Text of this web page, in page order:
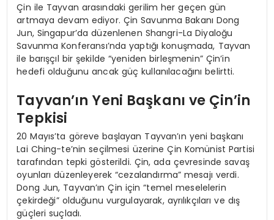
Çin ile Tayvan arasındaki gerilim her geçen gün
artmaya devam ediyor. Çin Savunma Bakanı Dong
Jun, Singapur’da düzenlenen Shangri-La Diyaloğu
Savunma Konferansı’nda yaptığı konuşmada, Tayvan
ile barışçıl bir şekilde “yeniden birleşmenin” Çin’in
hedefi olduğunu ancak güç kullanılacağını belirtti.
Tayvan’ın Yeni Başkanı ve Çin’in
Tepkisi
20 Mayıs’ta göreve başlayan Tayvan’ın yeni başkanı
Lai Ching-te’nin seçilmesi üzerine Çin Komünist Partisi
tarafından tepki gösterildi. Çin, ada çevresinde savaş
oyunları düzenleyerek “cezalandırma” mesajı verdi.
Dong Jun, Tayvan’ın Çin için “temel meselelerin
çekirdeği” olduğunu vurgulayarak, ayrılıkçıları ve dış
güçleri suçladı.